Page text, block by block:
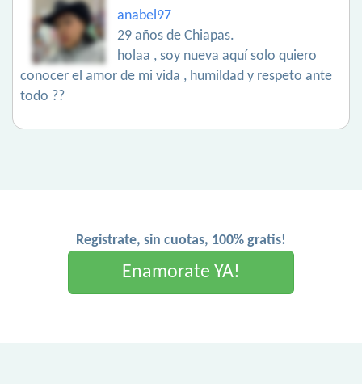
anabel97
29 años de Chiapas.
holaa , soy nueva aquí solo quiero
conocer el amor de mi vida , humildad y respeto ante
todo ??
Registrate, sin cuotas, 100% gratis!
Enamorate YA!